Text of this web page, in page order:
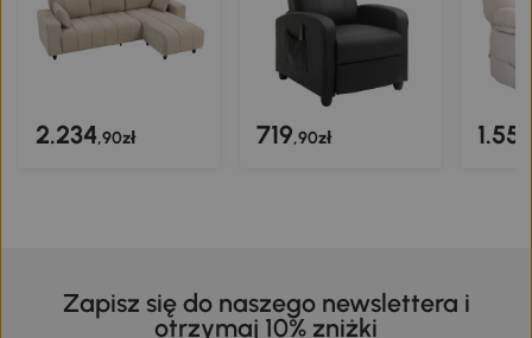
2.234,90zł 719,90zł
Zapisz się do naszego newslettera i
otrzymaj 10% zniżki